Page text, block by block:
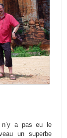
n’y a pas eu le
un superbe